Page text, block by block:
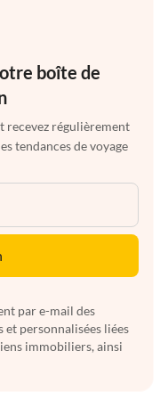
boîte de
recevez régulièrement
tendances de voyage
par e-mail des
personnalisées liées
immobiliers, ainsi